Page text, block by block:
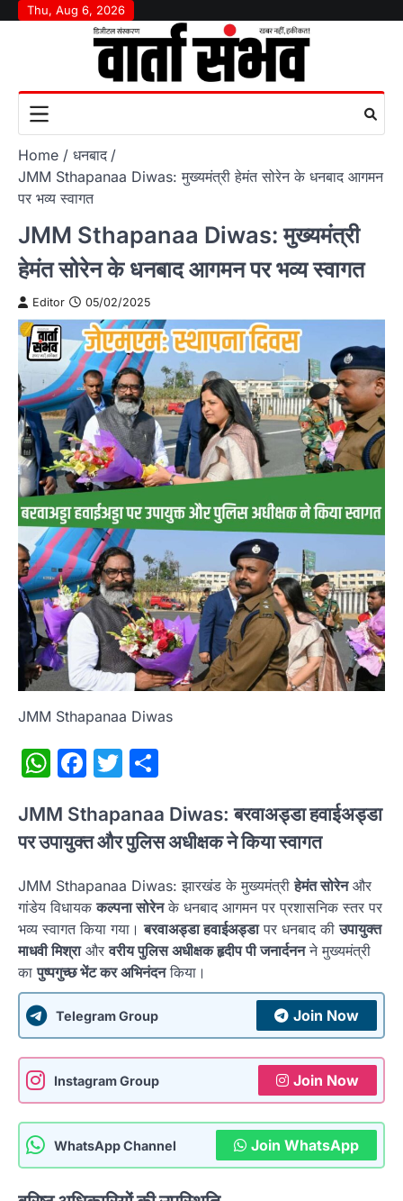
SkipThu, Aug 6, 2026
Home
धनबाद
JMM Sthapanaa Diwas: मुख्यमंत्री हेमंत सोरेन के धनबाद आगमन
पर भव्य स्वागत
JMM Sthapanaa Diwas: मुख्यमंत्री
हेमंत सोरेन के धनबाद आगमन पर भव्य स्वागत
Editor 05/02/2025
JMM Sthapanaa Diwas
WhatsApp
Facebook
Twitter
JMM Sthapanaa Diwas:बरवाअड्डा हवाईअड्डा
पर उपायुक्त और पुलिस अधीक्षक ने किया स्वागत
JMM Sthapanaa Diwas: झारखंड के मुख्यमंत्रीहेमंत सोरेनऔर
गांडेय विधायककल्पना सोरेनके धनबाद आगमन पर प्रशासनिक स्तर पर
भव्य स्वागत किया गया।बरवाअड्डा हवाईअड्डापर धनबाद कीउपायुक्त
माधवी मिश्राऔरवरीय पुलिस अधीक्षक हृदीप पी जनार्दननने मुख्यमंत्री
कापुष्पगुच्छ भेंट कर अभिनंदनकिया।
Telegram Group Join Now
Instagram Group Join Now
WhatsApp Channel Join WhatsApp